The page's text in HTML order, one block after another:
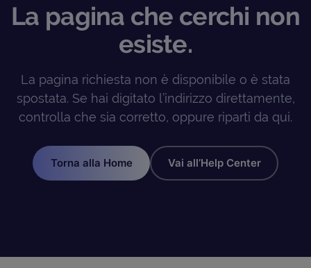
La pagina che cerchi non
esiste.
La pagina richiesta non è disponibile o è stata
spostata. Se hai digitato l’indirizzo direttamente,
controlla che sia corretto, oppure riparti da qui.
Torna alla Home Vai all’Help Center